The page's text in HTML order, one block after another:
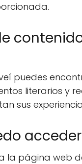
puedes
literarios y
sus
la página web